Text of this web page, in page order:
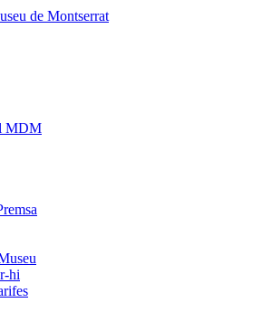
MDM
hi